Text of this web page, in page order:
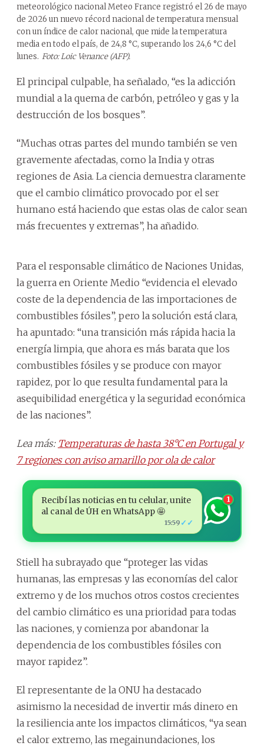
meteorológico nacional Meteo France registró el 26 de mayo
de 2026 un nuevo récord nacional de temperatura mensual
con un índice de calor nacional, que mide la temperatura
media en todo el país, de 24,8 °C, superando los 24,6 °C del
lunes. Foto: Loic Venance (AFP).
El principal culpable, ha señalado, “es la adicción
mundial a la quema de carbón, petróleo y gas y la
destrucción de los bosques”.
“Muchas otras partes del mundo también se ven
gravemente afectadas, como la India y otras
regiones de Asia. La ciencia demuestra claramente
que el cambio climático provocado por el ser
humano está haciendo que estas olas de calor sean
más frecuentes y extremas”, ha añadido.
Para el responsable climático de Naciones Unidas,
la guerra en Oriente Medio “evidencia el elevado
coste de la dependencia de las importaciones de
combustibles fósiles”, pero la solución está clara,
ha apuntado: “una transición más rápida hacia la
energía limpia, que ahora es más barata que los
combustibles fósiles y se produce con mayor
rapidez, por lo que resulta fundamental para la
asequibilidad energética y la seguridad económica
de las naciones”.
Lea más: Temperaturas de hasta 38°C en Portugal y
7 regiones con aviso amarillo por ola de calor
Recibí las noticias en tu celular, unite
al canal de ÚH en WhatsApp 🤩
15:59 ✓✓
1
Stiell ha subrayado que “proteger las vidas
humanas, las empresas y las economías del calor
extremo y de los muchos otros costos crecientes
del cambio climático es una prioridad para todas
las naciones, y comienza por abandonar la
dependencia de los combustibles fósiles con
mayor rapidez”.
El representante de la ONU ha destacado
asimismo la necesidad de invertir más dinero en
la resiliencia ante los impactos climáticos, “ya sean
el calor extremo, las megainundaciones, los